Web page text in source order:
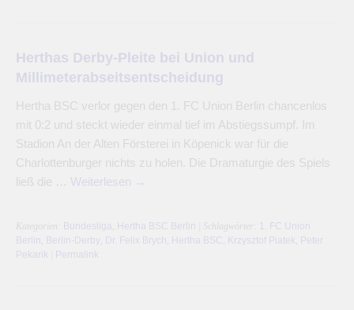
Herthas Derby-Pleite bei Union und
Millimeterabseitsentscheidung
Hertha BSC verlor gegen den 1. FC Union Berlin chancenlos
mit 0:2 und steckt wieder einmal tief im Abstiegssumpf. Im
Stadion An der Alten Försterei in Köpenick war für die
Charlottenburger nichts zu holen. Die Dramaturgie des Spiels
ließ die … Weiterlesen →
Kategorien: Bundesliga Hertha BSC Berlin | Schlagwörter:
1. FC Union
Berlin
Berlin-Derby Dr. Felix Brych Hertha BSC Krzysztof Piatek
Peter
Pekarik
Permalink